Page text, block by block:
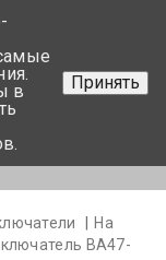
17-350-99-56
44-752-82-08
Задать вопрос
На
ВА47-
в
Принять